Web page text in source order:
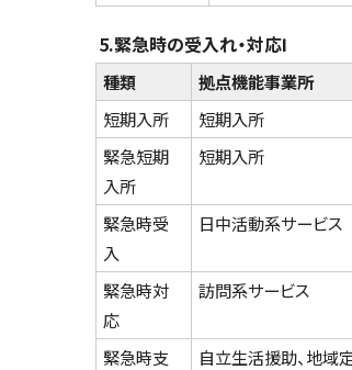
5.緊急時の受入れ・対応Ⅰ
種類 拠点機能事業所
短期入所
短期入所
緊急短期
入所
短期入所
緊急時受
入
日中活動系サービス
緊急時対
応
訪問系サービス
緊急時支
自立生活援助、地域